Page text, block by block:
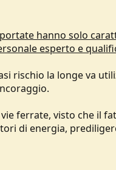
hanno solo
esperto e
rischio la longe va
ferrate, visto che il
di energia,